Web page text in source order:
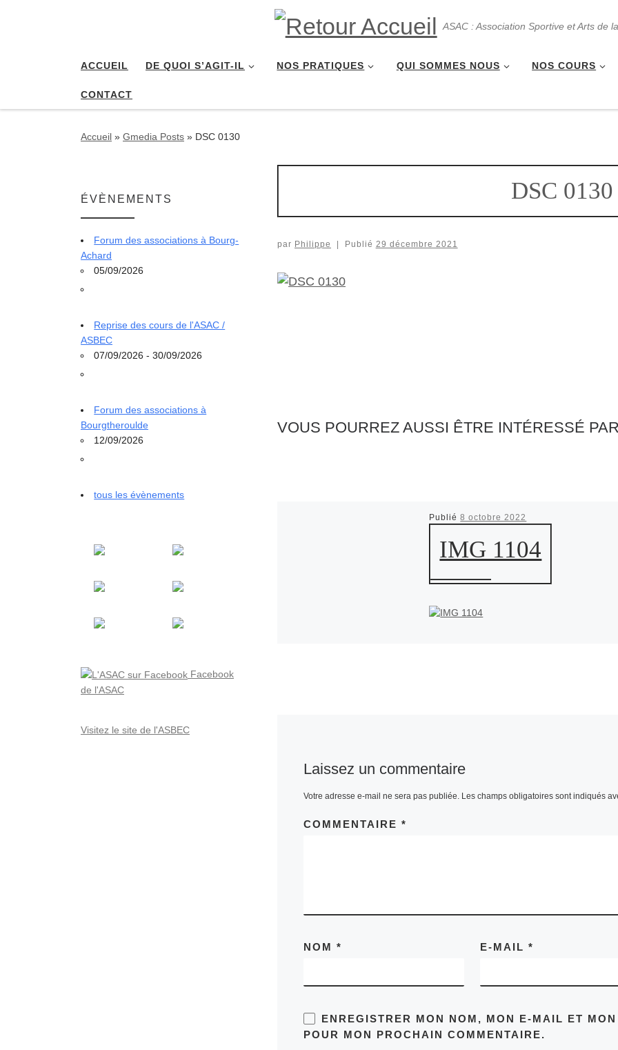
ASAC : Association Sportive et Arts de
ACCUEIL DE QUOI S’AGIT-IL NOS PRATIQUES QUI SOMMES NOUS NOS COURS
CONTACT
Accueil » Gmedia Posts » DSC 0130
DSC 0130
par Philippe Publié 29 décembre 2021
VOUS POURREZ AUSSI ÊTRE INTÉRESSÉ PAR
Publié8 octobre 2022
IMG 1104
Laissez un commentaire
Votre adresse e-mail ne sera pas publiée. Les champs obligatoires sont indiqués
COMMENTAIRE *
NOM * E-MAIL *
ENREGISTRER MON NOM, MON E-MAIL ET
POUR MON PROCHAIN COMMENTAIRE.
ÉVÈNEMENTS
Forum des associations à Bourg-
Achard
05/09/2026
Reprise des cours de l'ASAC /
ASBEC
07/09/2026 - 30/09/2026
Forum des associations à
Bourgtheroulde
12/09/2026
tous les évènements
Facebook
de l'ASAC
Visitez le site de l'ASBEC